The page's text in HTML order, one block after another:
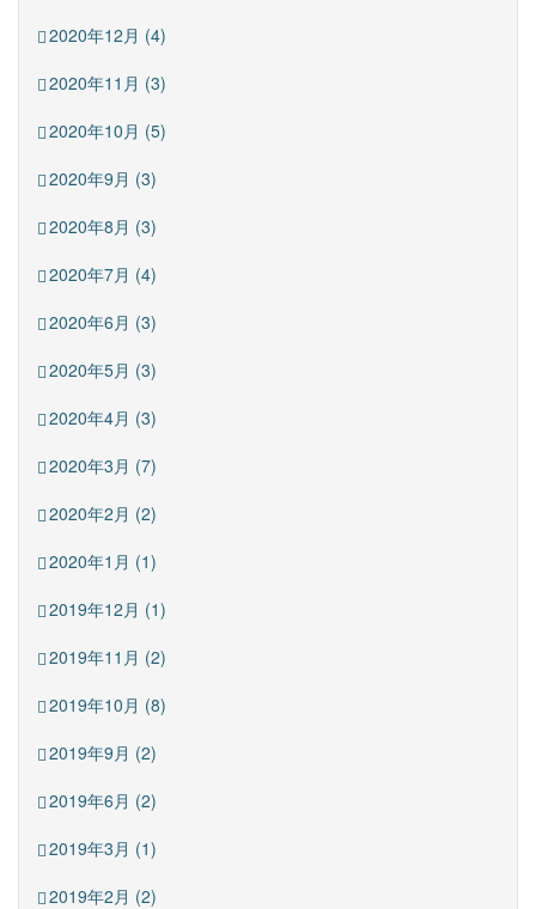
2020年12月 (4)
2020年11月 (3)
2020年10月 (5)
2020年9月 (3)
2020年8月 (3)
2020年7月 (4)
2020年6月 (3)
2020年5月 (3)
2020年4月 (3)
2020年3月 (7)
2020年2月 (2)
2020年1月 (1)
2019年12月 (1)
2019年11月 (2)
2019年10月 (8)
2019年9月 (2)
2019年6月 (2)
2019年3月 (1)
2019年2月 (2)